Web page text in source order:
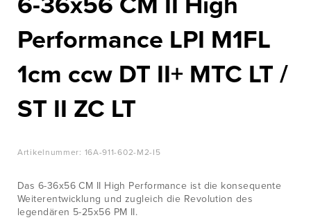
Performance LPI M1FL
1cm ccw DT II+ MTC LT /
ST II ZC LT
Artikelnummer: 16A-911-602-M2-I5
Das 6-36x56 CM II High Performance ist die konsequente
Weiterentwicklung und zugleich die Revolution des
legendären 5-25x56 PM II.